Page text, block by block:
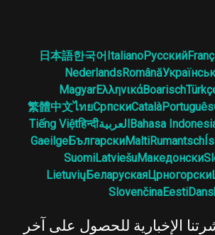
Русский
Italiano
한국어
日本語
Română
Nederlands
Boarisch
Ελληνικά
Magyar
Português
Català
Српски
ไทย
繁體中文
Bahasaالعربيةहिन्दी
Tiếng Việt
Rumantsch
Malti
Български
Gaeilge
Македонски
Latviešu
Suomi
Црногорски
Беларуская
Lietuvių
Eesti
Slovenčina
الإخبارية للحصول على آخر